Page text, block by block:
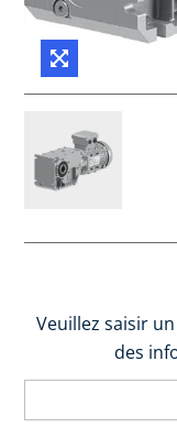
Veuillez saisir
des